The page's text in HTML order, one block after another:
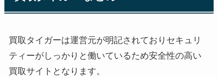
買取タイガーは運営元が明記されておりセキュリ
ティーがしっかりと働いているため安全性の高い
買取サイトとなります。